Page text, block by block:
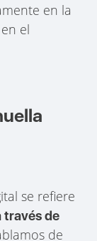
en la
el
se refiere
través de
de